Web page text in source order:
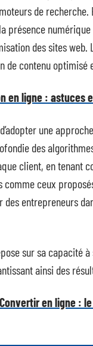
de
présence
des sites
de contenu
en ligne :
une
des
client, en tenant
comme ceux
entrepreneurs
sur sa
ainsi des
Convertir en ligne :